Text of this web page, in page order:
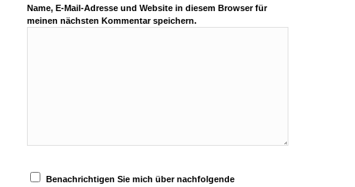
Name, E-Mail-Adresse und Website in diesem Browser für
meinen nächsten Kommentar speichern.
Benachrichtigen Sie mich über nachfolgende